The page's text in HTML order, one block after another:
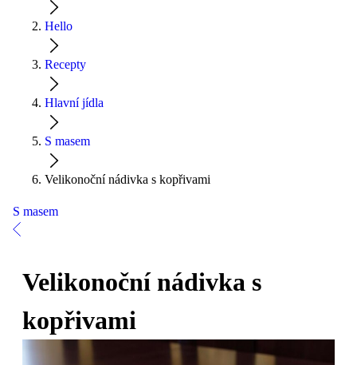
Hello
Recepty
Hlavní jídla
S masem
Velikonoční nádivka s kopřivami
S masem
Velikonoční nádivka s
kopřivami